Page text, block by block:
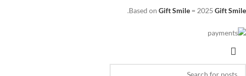
Based on Gift Smile = 2025 Gift Smile
.